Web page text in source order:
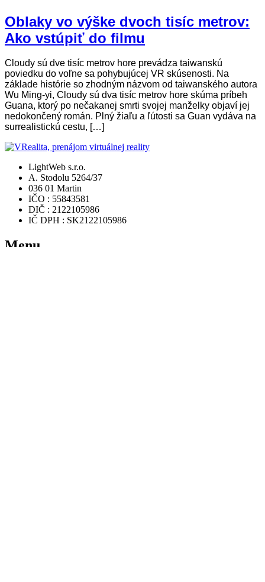
Oblaky vo výške dvoch tisíc metrov:
Ako vstúpiť do filmu
Cloudy sú dve tisíc metrov hore prevádza taiwanskú
poviedku do voľne sa pohybujúcej VR skúsenosti. Na
základe histórie so zhodným názvom od taiwanského autora
Wu Ming-yi, Cloudy sú dva tisíc metrov hore skúma príbeh
Guana, ktorý po nečakanej smrti svojej manželky objaví jej
nedokončený román. Plný žiaľu a ľútosti sa Guan vydáva na
surrealistickú cestu, […]
LightWeb s.r.o.
A. Stodolu 5264/37
036 01 Martin
IČO : 55843581
DIČ : 2122105986
IČ DPH : SK2122105986
Menu